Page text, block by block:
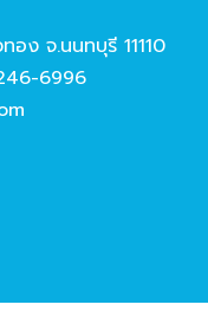
ง จ.นนทบุรี 11110
6996